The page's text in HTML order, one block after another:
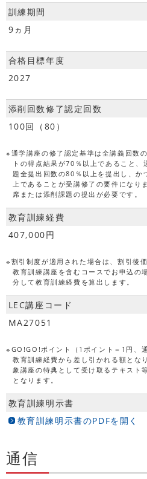
訓練期間
9ヵ月
合格目標年度
2027
添削回数修了認定回数
100回（80）
※通学講座の修了認定基準は全講義回数
トの得点結果が70％以上であること
題全提出回数の80％以上を提出し、か
上であることが受講修了の要件になり
席または添削課題の提出が必要です。
教育訓練経費
407,000円
※割引制度が適用された場合は、割引後
教育訓練講座を含むコースでお申込の
分して教育訓練経費を算出します。
LEC講座コード
MA27051
※GO!GO!ポイント（1ポイント＝1円、
教育訓練経費から差し引かれる額とな
象講座の特典として受け取るテキスト
となります。
教育訓練明示書
教育訓練明示書のPDFを開く
通信